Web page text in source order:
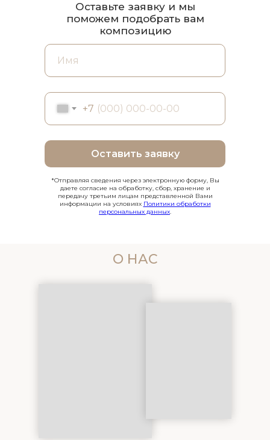
+7
Оставить заявку
Оставьте заявку и мы
поможем подобрать вам
композицию
*Отправляя сведения через электронную форму, Вы
даете согласие на обработку, сбор, хранение и
передачу третьим лицам представленной Вами
информации на условиях Политики обработки
персональных данных.
О НАС